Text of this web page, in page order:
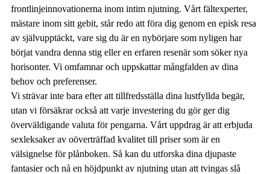
frontlinjeinnovationerna inom intim njutning. Vårt fältexperter,
mästare inom sitt gebit, står redo att föra dig genom en episk resa
av självupptäckt, vare sig du är en nybörjare som nyligen har
börjat vandra denna stig eller en erfaren resenär som söker nya
horisonter. Vi omfamnar och uppskattar mångfalden av dina
behov och preferenser.
Vi strävar inte bara efter att tillfredsställa dina lustfyllda begär,
utan vi försäkrar också att varje investering du gör ger dig
överväldigande valuta för pengarna. Vårt uppdrag är att erbjuda
sexleksaker av oöverträffad kvalitet till priser som är en
välsignelse för plånboken. Så kan du utforska dina djupaste
fantasier och nå en höjdpunkt av njutning utan att tvingas slå